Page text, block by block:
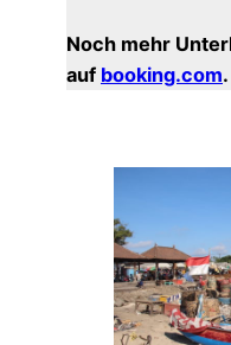
Noch mehr
auf booking.com.